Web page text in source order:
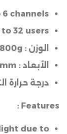
6 channels
to 32 users
الوزن : 800g
الأبعاد : mm
درجة حرارة
Features :
due to